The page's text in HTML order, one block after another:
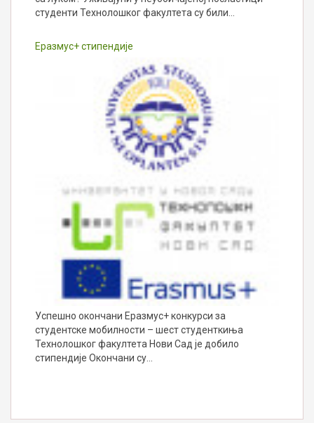
студенти Технолошког факултета су били…
Еразмус+ стипендије
Успешно окончани Еразмус+ конкурси за
студентске мобилности – шест студенткиња
Технолошког факултета Нови Сад је добило
стипендије Окончани су…